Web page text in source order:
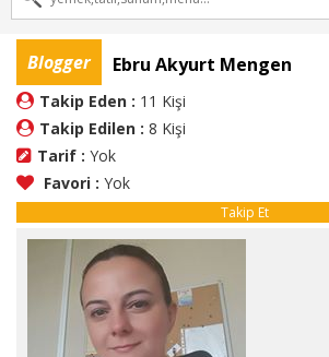
Blogger Ebru Akyurt Mengen
Takip Eden : 11 Kişi
Takip Edilen : 8 Kişi
Tarif : Yok
Favori : Yok
Takip Et